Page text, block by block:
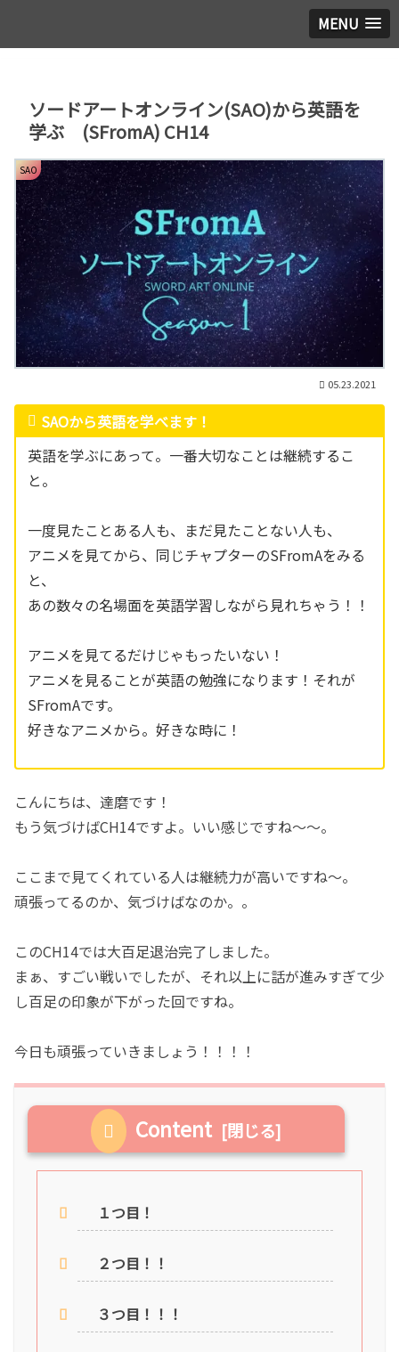
MENU
ソードアートオンライン(SAO)から英語を
学ぶ (SFromA) CH14
SAO
05.23.2021
SAOから英語を学べます！
英語を学ぶにあって。一番大切なことは継続するこ
と。
一度見たことある人も、まだ見たことない人も、
アニメを見てから、同じチャプターのSFromAをみる
と、
あの数々の名場面を英語学習しながら見れちゃう！！
アニメを見てるだけじゃもったいない！
アニメを見ることが英語の勉強になります！それが
SFromAです。
好きなアニメから。好きな時に！
こんにちは、達磨です！
もう気づけばCH14ですよ。いい感じですね〜〜。
ここまで見てくれている人は継続力が高いですね〜。
頑張ってるのか、気づけばなのか。。
このCH14では大百足退治完了しました。
まぁ、すごい戦いでしたが、それ以上に話が進みすぎて少
し百足の印象が下がった回ですね。
今日も頑張っていきましょう！！！！
Content
１つ目！
２つ目！！
３つ目！！！